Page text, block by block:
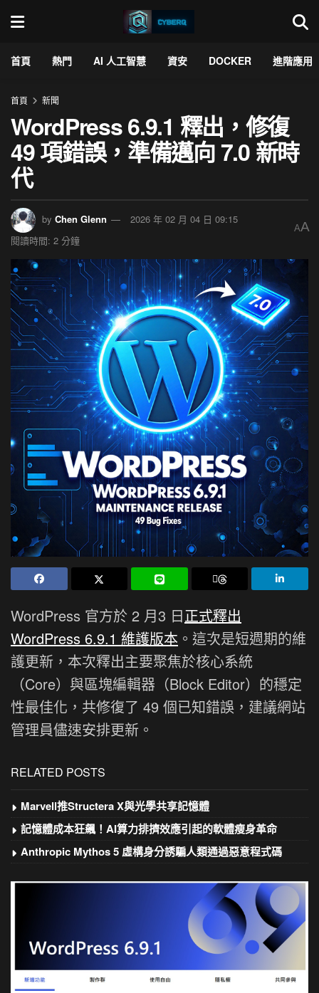
首頁 熱門 AI 人工智慧 資安 DOCKER 進階應用
首頁 新聞
WordPress 6.9.1 釋出，修復
49 項錯誤，準備邁向 7.0 新時
代
by Chen Glenn
2026 年 02 月 04 日 09:15
閱讀時間: 2 分鐘
AA
WordPress 官方於 2 月3 日正式釋出
WordPress 6.9.1 維護版本 。這次是短週期的維
護更新，本次釋出主要聚焦於核心系統
（Core）與區塊編輯器（Block Editor）的穩定
性最佳化，共修復了 49 個已知錯誤，建議網站
管理員儘速安排更新。
RELATED POSTS
Marvell推Structera X與光學共享記憶體
記憶體成本狂飆！AI算力排擠效應引起的軟體瘦身革命
Anthropic Mythos 5 虛構身分誘騙人類通過惡意程式碼